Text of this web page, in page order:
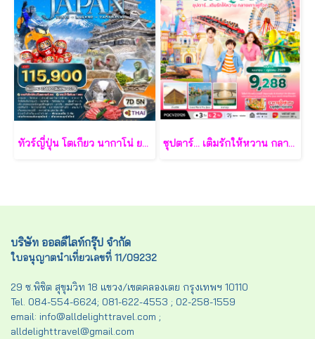
ทัวร์ญี่ปุ่น โตเกียว นากาโน่ ยามานาชิ 7 วัน - TG ซุปตาร์... เติมรักให้หวาน กลางเกาะฟูก๊วก 3 วัน 2 คืน - VZ
บริษัท ออลดีไลท์กรุ๊ป จำกัด
ใบอนุญาตนำเที่ยวเลขที่ 11/09232
29 ซ.พิชิต สุขุมวิท 18 แขวง/เขตคลองเตย กรุงเทพฯ 10110
Tel. 084-554-6624; 081-622-4553 ; 02-258-1559
email: info@alldelighttravel.com ;
alldelighttravel@gmail.com